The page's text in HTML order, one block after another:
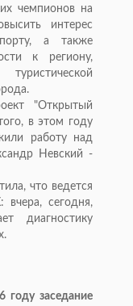
чемпионов на
интерес
а также
к региону,
"Открытый
в этом году
работу над
Невский -
что ведется
сегодня,
диагностику
году заседание